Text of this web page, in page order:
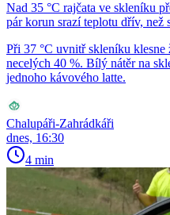
Nad 35 °C rajčata ve skleníku
pár korun srazí teplotu dřív, než
Při 37 °C uvnitř skleníku klesne
necelých 40 %. Bílý nátěr na
jednoho kávového latte.
Chalupáři-Zahrádkáři
dnes, 16:30
4 min